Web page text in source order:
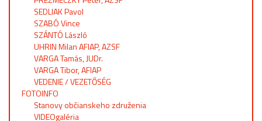
SEDLIAK Pavol
SZABÓ Vince
SZÁNTÓ László
UHRIN Milan AFIAP, AZSF
VARGA Tamás, JUDr.
VARGA Tibor, AFIAP
VEDENIE / VEZETŐSÉG
FOTOINFO
Stanovy občianskeho združenia
VIDEOgaléria